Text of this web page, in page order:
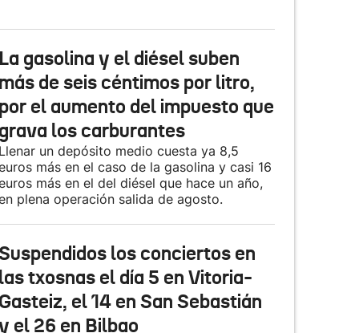
gasolina y el diésel suben
de seis céntimos por litro,
el aumento del impuesto que
los carburantes
un depósito medio cuesta ya 8,5
más en el caso de la gasolina y casi 16
más en el del diésel que hace un año,
plena operación salida de agosto.
los conciertos en
txosnas el día 5 en Vitoria-
el 14 en San Sebastián
el 26 en Bilbao